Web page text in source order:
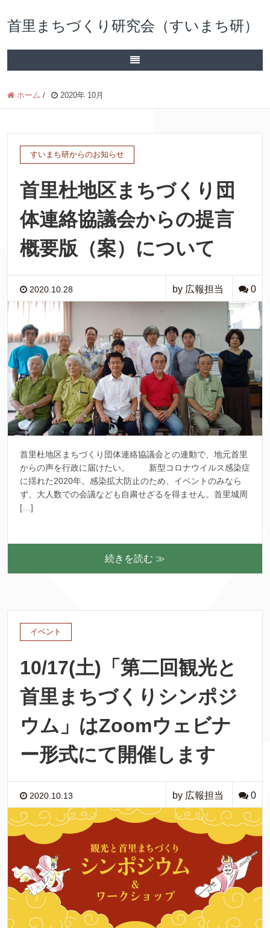
首里まちづくり研究会（すいまち研）
ホーム / 2020年 10月
すいまち研からのお知らせ
首里杜地区まちづくり団
体連絡協議会からの提言
概要版（案）について
2020.10.28 by 広報担当 0
首里杜地区まちづくり団体連絡協議会との連動で、地元首里
からの声を行政に届けたい。 新型コロナウイルス感染症
に揺れた2020年。感染拡大防止のため、イベントのみなら
ず、大人数での会議なども自粛せざるを得ません。首里城周
[…]
続きを読む ≫
イベント
10/17(土)「第二回観光と
首里まちづくりシンポジ
ウム」はZoomウェビナ
ー形式にて開催します
2020.10.13 by 広報担当 0